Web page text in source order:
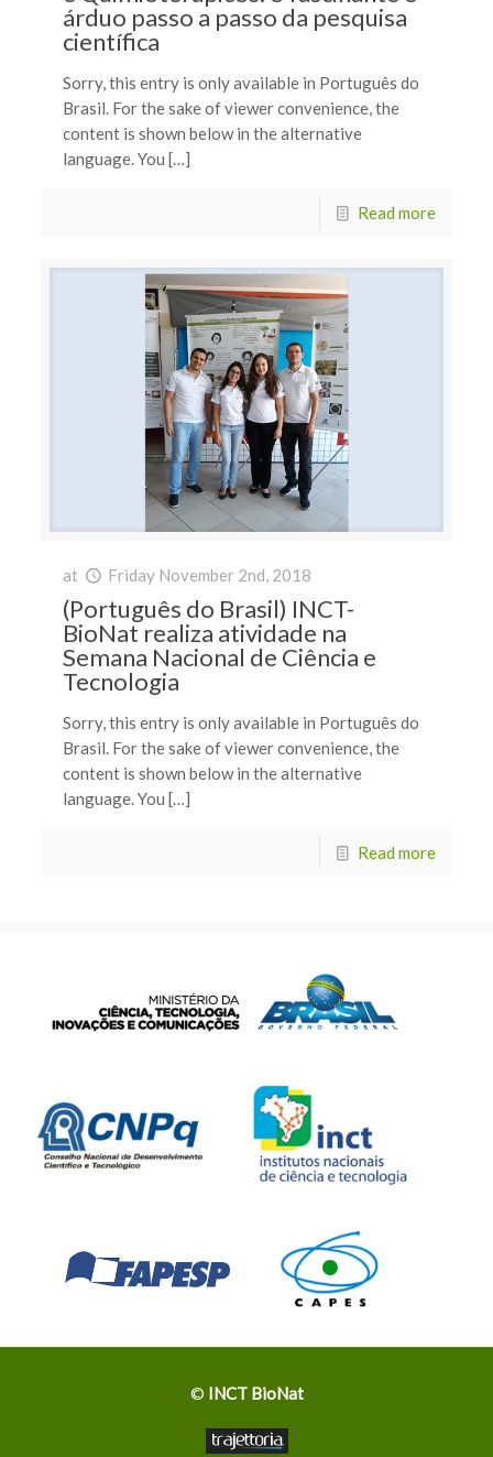
árduo passo a passo da pesquisa
científica
Sorry, this entry is only available in Português do
Brasil. For the sake of viewer convenience, the
content is shown below in the alternative
language. You […]
Read more
at Friday November 2nd, 2018
(Português do Brasil) INCT-
BioNat realiza atividade na
Semana Nacional de Ciência e
Tecnologia
Sorry, this entry is only available in Português do
Brasil. For the sake of viewer convenience, the
content is shown below in the alternative
language. You […]
Read more
© INCT BioNat